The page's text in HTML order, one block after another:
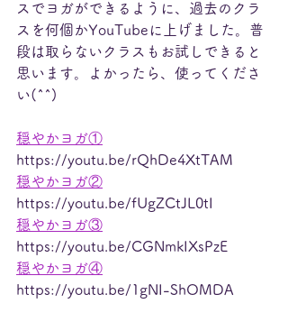
スでヨガができるように、過去のクラ
スを何個かYouTubeに上げました。普
段は取らないクラスもお試しできると
思います。よかったら、使ってくださ
い(^^)
穏やかヨガ①
https://youtu.be/rQhDe4XtTAM
穏やかヨガ②
https://youtu.be/fUgZCtJL0tI
穏やかヨガ③
https://youtu.be/CGNmkIXsPzE
穏やかヨガ④
https://youtu.be/1gNI-ShOMDA